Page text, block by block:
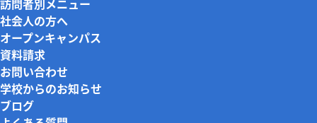
訪問者別メニュー
社会人の方へ
オープンキャンパス
資料請求
お問い合わせ
学校からのお知らせ
ブログ